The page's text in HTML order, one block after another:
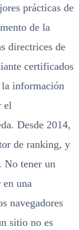
prácticas de
de la
directrices de
certificados
la información
el
Desde 2014,
de ranking, y
No tener un
en una
navegadores
sitio no es